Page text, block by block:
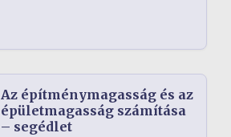
Az építménymagasság és az
épületmagasság számítása
– segédlet